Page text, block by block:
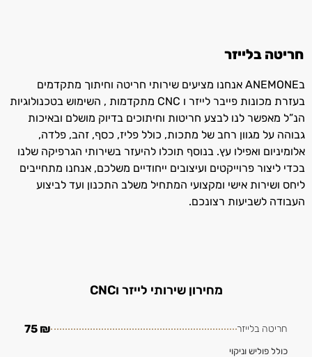
חריטה בלייזר
בANEMONE אנחנו מציעים שירותי חריטה וחיתוך מתקדמים
בעזרת מכונות פייבר לייזר ו CNC מתקדמות , השימוש בטכנולוגיות
הנ”ל מאפשר לנו לבצע חריטות וחיתוכים בדיוק מושלם ובאיכות
גבוהה על מגוון רחב של מתכות, כולל פליז, כסף, זהב, פלדה,
אלומיניום ואפילו עץ. בנוסף תוכלו להיעזר בשירותי הגרפיקה שלנו
בכדי ליצור פרוייקטים ועיצובים ייחודיים משלכם, אנחנו מתחייבים
ליחס ושירות אישי ומקצועי המתחיל משלב התכנון ועד לביצוע
העבודה לשביעות רצונכם.
מחירון שירותי לייזר וCNC
חריטה בלייזר ₪ 75
כולל פוליש וניקוי